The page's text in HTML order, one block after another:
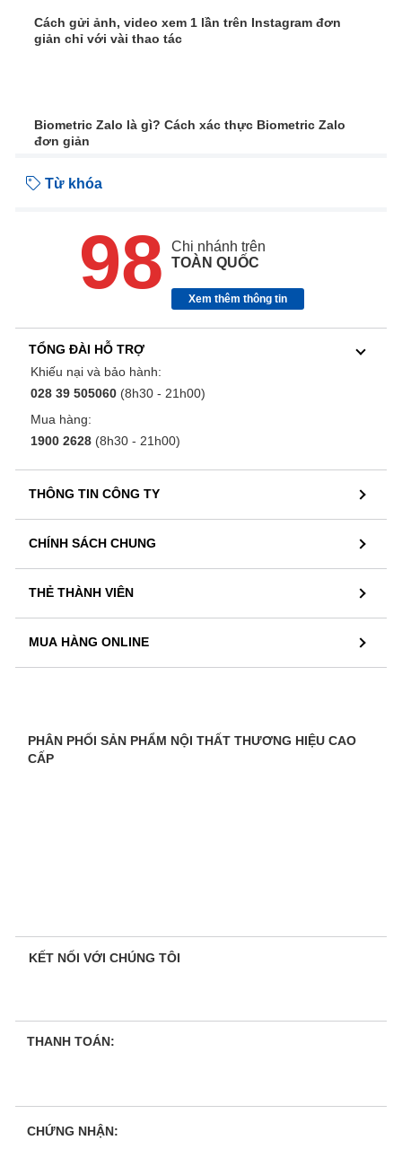
Cách gửi ảnh, video xem 1 lần trên Instagram đơn
giản chỉ với vài thao tác
Biometric Zalo là gì? Cách xác thực Biometric Zalo
đơn giản
Từ khóa
98
Chi nhánh trên
TOÀN QUỐC
Xem thêm thông tin
TỔNG ĐÀI HỖ TRỢ
Khiếu nại và bảo hành:
028 39 505060 (8h30 - 21h00)
Mua hàng:
1900 2628 (8h30 - 21h00)
THÔNG TIN CÔNG TY
CHÍNH SÁCH CHUNG
THẺ THÀNH VIÊN
MUA HÀNG ONLINE
PHÂN PHỐI SẢN PHẨM NỘI THẤT THƯƠNG HIỆU CAO
CẤP
KẾT NỐI VỚI CHÚNG TÔI
THANH TOÁN:
CHỨNG NHẬN: